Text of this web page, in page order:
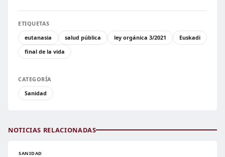
ETIQUETAS
eutanasia
salud pública ley orgánica 3/2021
Euskadi
final de la vida
CATEGORÍA
Sanidad
NOTICIAS RELACIONADAS
SANIDAD